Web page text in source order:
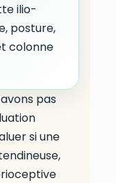
ilio-
posture,
colonne
pas
si une